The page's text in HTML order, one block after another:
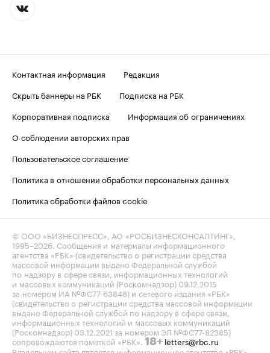
Контактная информация
Редакция
Скрыть баннеры на РБК
Подписка на РБК
Корпоративная подписка
Информация об ограничениях
О соблюдении авторских прав
Пользовательское соглашение
Политика в отношении обработки персональных данных
Политика обработки файлов cookie
© ООО «БИЗНЕСПРЕСС», АО «РОСБИЗНЕСКОНСАЛТИНГ»,
1995–2026. Сообщения и материалы информационного
агентства «РБК» (свидетельство о регистрации средства
массовой информации выдано Федеральной службой
по надзору в сфере связи, информационных технологий
и массовых коммуникаций (Роскомнадзор) 09.12.2015
за номером ИА №ФС77-63848) и сетевого издания «РБК»
(свидетельство о регистрации средства массовой информации
выдано Федеральной службой по надзору в сфере связи,
информационных технологий и массовых коммуникаций
(Роскомнадзор) 03.12.2021 за номером ЭЛ №ФС77-82385)
сопровождаются пометкой «РБК». 18+ letters@rbc.ru